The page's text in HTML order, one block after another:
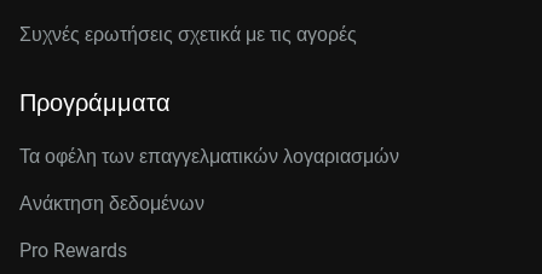
Συχνές ερωτήσεις σχετικά με τις αγορές
Προγράμματα
Τα οφέλη των επαγγελματικών λογαριασμών
Ανάκτηση δεδομένων
Pro Rewards